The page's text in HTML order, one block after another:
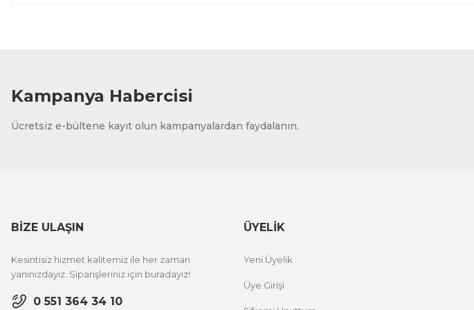
Kampanya Habercisi
Ücretsiz e-bültene kayıt olun kampanyalardan faydalanın.
BİZE ULAŞIN
Kesintisiz hizmet kalitemiz ile her zaman
yanınızdayız. Siparişleriniz için buradayız!
0 551 364 34 10
ÜYELİK
Yeni Üyelik
Üye Girişi